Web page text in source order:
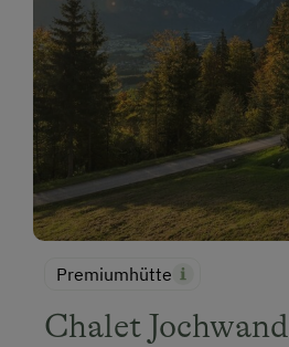
Premiumhütte
Chalet Jochwand